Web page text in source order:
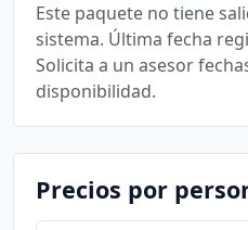
Este paquete no tiene
sistema. Última fecha
Solicita a un asesor
disponibilidad.
Precios por